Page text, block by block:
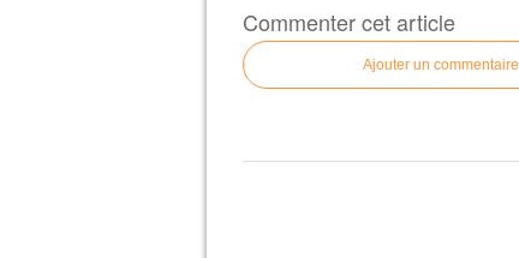
Commenter cet article
Ajouter un commentaire